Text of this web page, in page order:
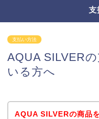
支
支払い方法
AQUA SILVER
いる方へ
AQUA SILVERの商品